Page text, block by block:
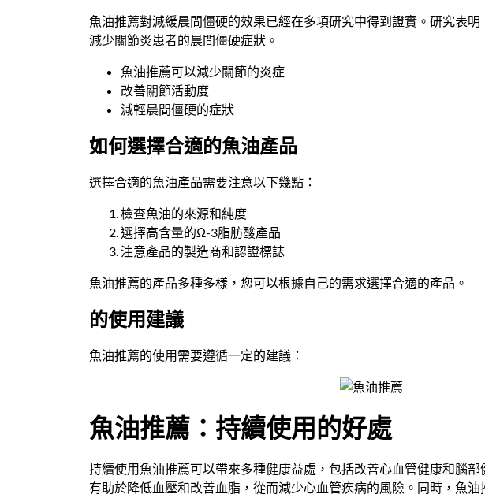
魚油推薦對減緩晨間僵硬的效果已經在多項研究中得到證實。研究表
減少關節炎患者的晨間僵硬症狀。
魚油推薦可以減少關節的炎症
改善關節活動度
減輕晨間僵硬的症狀
如何選擇合適的魚油產品
選擇合適的魚油產品需要注意以下幾點：
檢查魚油的來源和純度
選擇高含量的Ω-3脂肪酸產品
注意產品的製造商和認證標誌
魚油推薦的產品多種多樣，您可以根據自己的需求選擇合適的產品。
的使用建議
魚油推薦的使用需要遵循一定的建議：
魚油推薦：持續使用的好處
持續使用魚油推薦可以帶來多種健康益處，包括改善心血管健康和腦
有助於降低血壓和改善血脂，從而減少心血管疾病的風險。同時，魚